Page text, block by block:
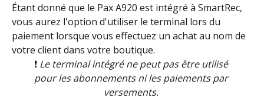
Étant donné que le Pax A920 est intégré à SmartRec,
vous aurez l'option d'utiliser le terminal lors du
paiement lorsque vous effectuez un achat au nom de
votre client dans votre boutique.
❗ Le terminal intégré ne peut pas être utilisé
pour les abonnements ni les paiements par
versements.